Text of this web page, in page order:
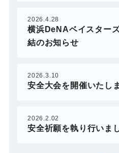
2026.4.28
横浜DeNAベイスター
結のお知らせ
2026.3.10
安全大会を開催いたし
2026.2.02
安全祈願を執り行いま